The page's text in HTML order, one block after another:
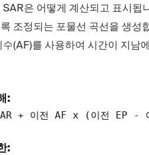
은 어떻게 계산되고 표시
조정되는 포물선 곡선을 생
(AF)를 사용하여 시간이 지남
:
+ 이전 AF x (이전 EP -
: